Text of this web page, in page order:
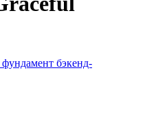
фундамент бэкенд-